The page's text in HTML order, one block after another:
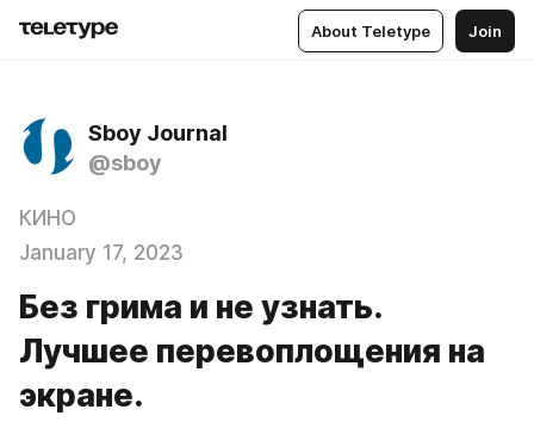
About Teletype Join
Sboy Journal
@sboy
КИНО
January 17, 2023
Без грима и не узнать.
Лучшее перевоплощения на
экране.